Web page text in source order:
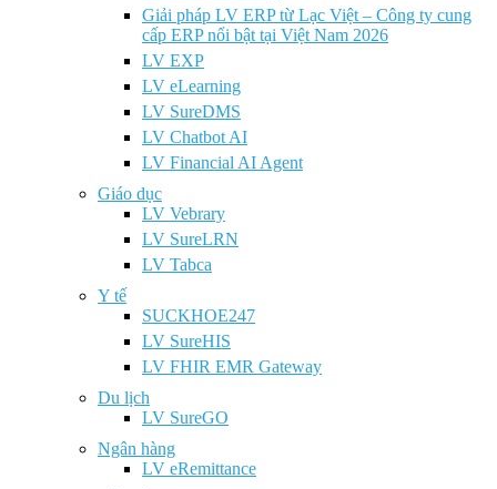
Giải pháp LV ERP từ Lạc Việt – Công ty cung
cấp ERP nổi bật tại Việt Nam 2026
LV EXP
LV eLearning
LV SureDMS
LV Chatbot AI
LV Financial AI Agent
Giáo dục
LV Vebrary
LV SureLRN
LV Tabca
Y tế
SUCKHOE247
LV SureHIS
LV FHIR EMR Gateway
Du lịch
LV SureGO
Ngân hàng
LV eRemittance